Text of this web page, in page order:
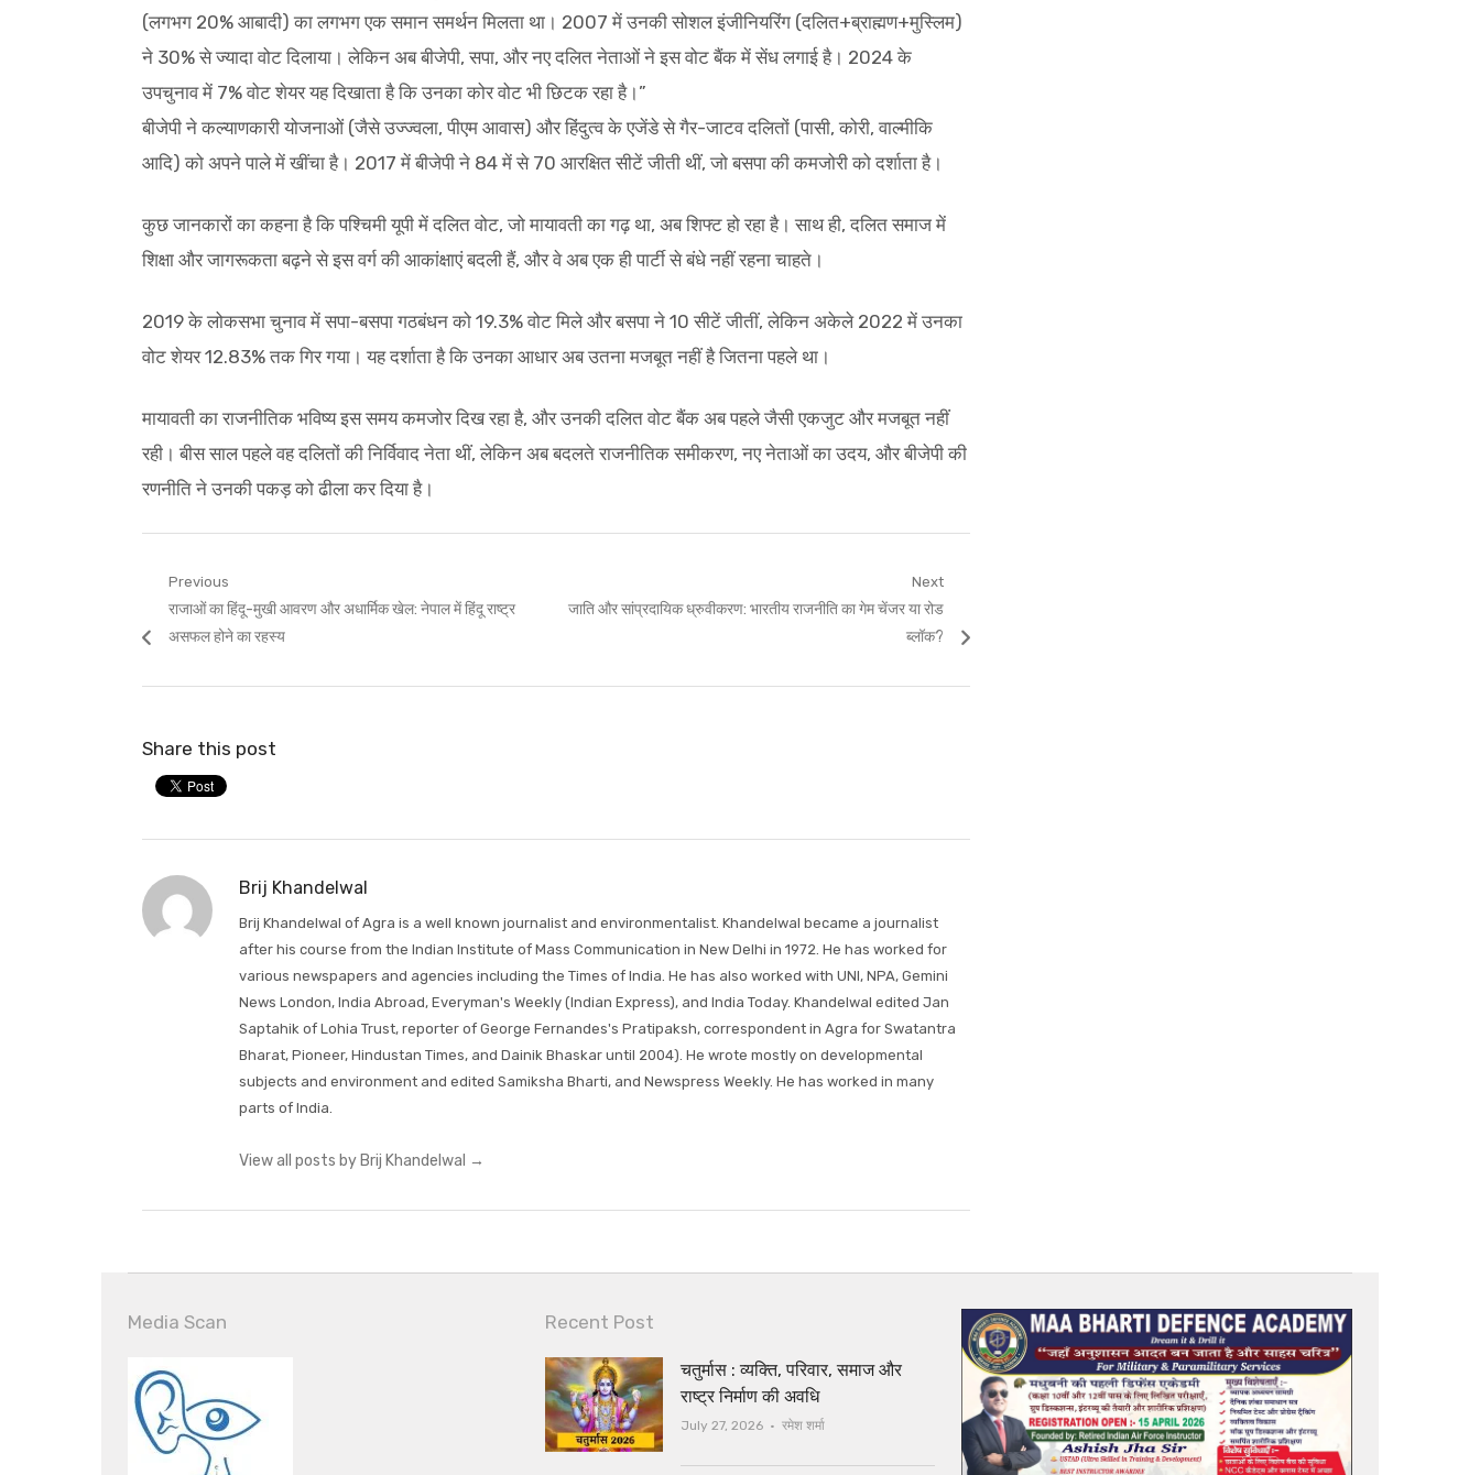
(लगभग 20% आबादी) का लगभग एक समान समर्थन मिलता था। 2007 में उनकी सोशल इंजीनियरिंग (दलित+ब्राह्मण+मुस्लिम)
ने 30% से ज्यादा वोट दिलाया। लेकिन अब बीजेपी, सपा, और नए दलित नेताओं ने इस वोट बैंक में सेंध लगाई है। 2024 के
उपचुनाव में 7% वोट शेयर यह दिखाता है कि उनका कोर वोट भी छिटक रहा है।”
बीजेपी ने कल्याणकारी योजनाओं (जैसे उज्ज्वला, पीएम आवास) और हिंदुत्व के एजेंडे से गैर-जाटव दलितों (पासी, कोरी, वाल्मीकि
आदि) को अपने पाले में खींचा है। 2017 में बीजेपी ने 84 में से 70 आरक्षित सीटें जीती थीं, जो बसपा की कमजोरी को दर्शाता है।
कुछ जानकारों का कहना है कि पश्चिमी यूपी में दलित वोट, जो मायावती का गढ़ था, अब शिफ्ट हो रहा है। साथ ही, दलित समाज में
शिक्षा और जागरूकता बढ़ने से इस वर्ग की आकांक्षाएं बदली हैं, और वे अब एक ही पार्टी से बंधे नहीं रहना चाहते।
2019 के लोकसभा चुनाव में सपा-बसपा गठबंधन को 19.3% वोट मिले और बसपा ने 10 सीटें जीतीं, लेकिन अकेले 2022 में उनका
वोट शेयर 12.83% तक गिर गया। यह दर्शाता है कि उनका आधार अब उतना मजबूत नहीं है जितना पहले था।
मायावती का राजनीतिक भविष्य इस समय कमजोर दिख रहा है, और उनकी दलित वोट बैंक अब पहले जैसी एकजुट और मजबूत नहीं
रही। बीस साल पहले वह दलितों की निर्विवाद नेता थीं, लेकिन अब बदलते राजनीतिक समीकरण, नए नेताओं का उदय, और बीजेपी की
रणनीति ने उनकी पकड़ को ढीला कर दिया है।
Post
navigation
Previous
Previous
post:
राजाओं का हिंदू-मुखी आवरण और अधार्मिक खेल: नेपाल में हिंदू राष्ट्र
असफल होने का रहस्य
Next
Next
जाति और सांप्रदायिक ध्रुवीकरण: भारतीय राजनीति का गेम चेंजर या रोड
ब्लॉक?
Share this post
Brij Khandelwal
Brij Khandelwal of Agra is a well known journalist and environmentalist. Khandelwal became a journalist
after his course from the Indian Institute of Mass Communication in New Delhi in 1972. He has worked for
various newspapers and agencies including the Times of India. He has also worked with UNI, NPA, Gemini
News London, India Abroad, Everyman's Weekly (Indian Express), and India Today. Khandelwal edited Jan
Saptahik of Lohia Trust, reporter of George Fernandes's Pratipaksh, correspondent in Agra for Swatantra
Bharat, Pioneer, Hindustan Times, and Dainik Bhaskar until 2004). He wrote mostly on developmental
subjects and environment and edited Samiksha Bharti, and Newspress Weekly. He has worked in many
parts of India.
View all posts by Brij Khandelwal →
Media Scan Recent Post
चतुर्मास : व्यक्ति, परिवार, समाज और
राष्ट्र निर्माण की अवधि
July 27, 2026 Author
रमेश शर्मा